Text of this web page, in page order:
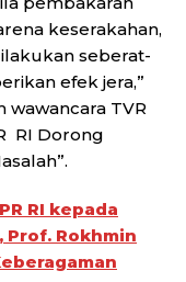
keserakahan,
seberat-
efek jera,”
wawancara TVR
RI Dorong
RI kepada
Prof. Rokhmin